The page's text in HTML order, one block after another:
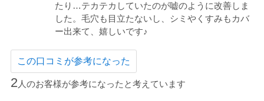
たり…テカテカしていたのが嘘のように改善しま
した。毛穴も目立たないし、シミやくすみもカバ
ー出来て、嬉しいです♪
この口コミが参考になった
2 人のお客様が参考になったと考えています